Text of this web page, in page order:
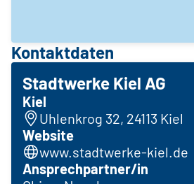
Kontaktdaten
Stadtwerke Kiel AG
Kiel
Uhlenkrog 32, 24113 Kiel
Website
www.stadtwerke-kiel.de
Ansprechpartner/in